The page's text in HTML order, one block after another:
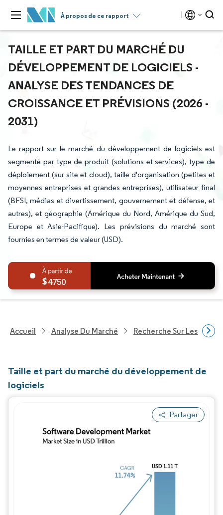
À propos de ce rapport
TAILLE ET PART DU MARCHÉ DU
DÉVELOPPEMENT DE LOGICIELS -
ANALYSE DES TENDANCES DE
CROISSANCE ET PRÉVISIONS (2026 -
2031)
Le rapport sur le marché du développement de logiciels est
segmenté par type de produit (solutions et services), type de
déploiement (sur site et cloud), taille d'organisation (petites et
moyennes entreprises et grandes entreprises), utilisateur final
(BFSI, médias et divertissement, gouvernement et défense, et
autres), et géographie (Amérique du Nord, Amérique du Sud,
Europe et Asie-Pacifique). Les prévisions du marché sont
fournies en termes de valeur (USD).
4750
Accueil Analyse Du Marché Recherche Sur Les
Taille et part du marché du développement de
logiciels
Partager